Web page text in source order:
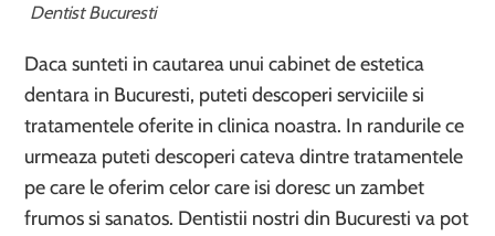
Dentist Bucuresti
Daca sunteti in cautarea unui cabinet de estetica
dentara in Bucuresti, puteti descoperi serviciile si
tratamentele oferite in clinica noastra. In randurile ce
urmeaza puteti descoperi cateva dintre tratamentele
pe care le oferim celor care isi doresc un zambet
frumos si sanatos. Dentistii nostri din Bucuresti va pot